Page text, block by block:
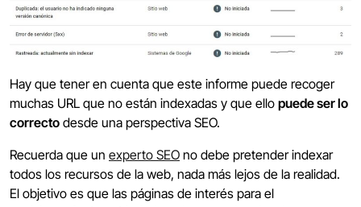
Hay que tener en cuenta que este informe puede recoger
muchas URL que no están indexadas y que ello puede ser lo
correcto desde una perspectiva SEO.
Recuerda que un experto SEO no debe pretender indexar
todos los recursos de la web, nada más lejos de la realidad.
El objetivo es que las páginas de interés para el